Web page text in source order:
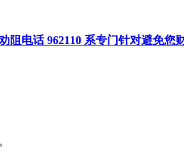
阻电话 962110 系专门针对避免您